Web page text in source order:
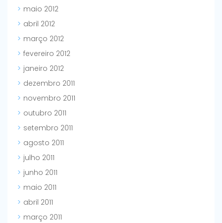
maio 2012
abril 2012
março 2012
fevereiro 2012
janeiro 2012
dezembro 2011
novembro 2011
outubro 2011
setembro 2011
agosto 2011
julho 2011
junho 2011
maio 2011
abril 2011
março 2011